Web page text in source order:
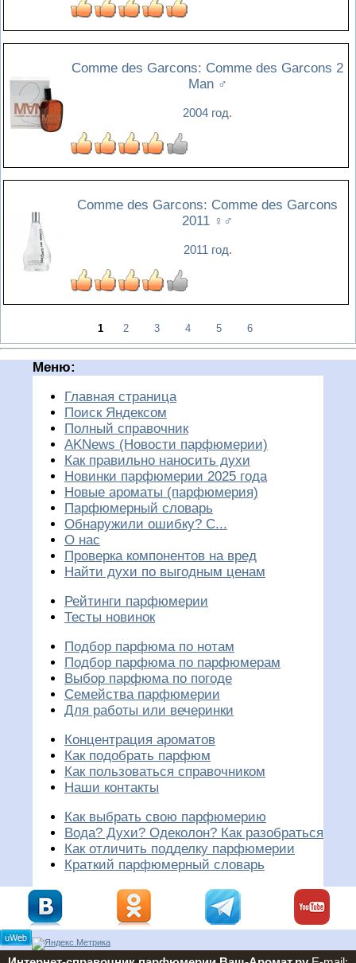
Comme des Garcons: Comme des Garcons 2
Man ♂
2004 год.
Comme des Garcons: Comme des Garcons
2011 ♀♂
2011 год.
1 2 3 4 5 6
Меню:
Главная страница
Поиск Яндексом
Полный справочник
AKNews (Новости парфюмерии)
Как правильно наносить духи
Новинки парфюмерии 2025 года
Новые ароматы (парфюмерия)
Парфюмерный словарь
Обнаружили ошибку? С...
О нас
Проверка компонентов на вред
Найти духи по выгодным ценам
Рейтинги парфюмерии
Тесты новинок
Подбор парфюма по нотам
Подбор парфюма по парфюмерам
Выбор парфюма по погоде
Семейства парфюмерии
Для работы или вечеринки
Концентрация ароматов
Как подобрать парфюм
Как пользоваться справочником
Наши контакты
Как выбрать свою парфюмерию
Вода? Духи? Одеколон? Как разобраться
Как отличить подделку парфюмерии
Краткий парфюмерный словарь